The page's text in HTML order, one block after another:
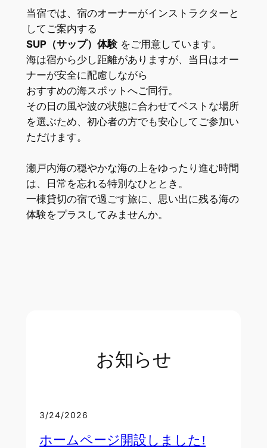
当宿では、宿のオーナーがインストラクターと
してご案内する
SUP（サップ）体験をご用意しています。
海は宿から少し距離がありますが、当日はオー
ナーが安全に配慮しながら
おすすめの海スポットへご同行。
その日の風や波の状態に合わせてベストな場所
を選ぶため、初心者の方でも安心してご参加い
ただけます。
瀬戸内海の穏やかな海の上をゆったり進む時間
は、日常を忘れる特別なひととき。
一棟貸切の宿で過ごす旅に、思い出に残る海の
体験をプラスしてみませんか。
お知らせ
3/24/2026
ホームページ開設しました!